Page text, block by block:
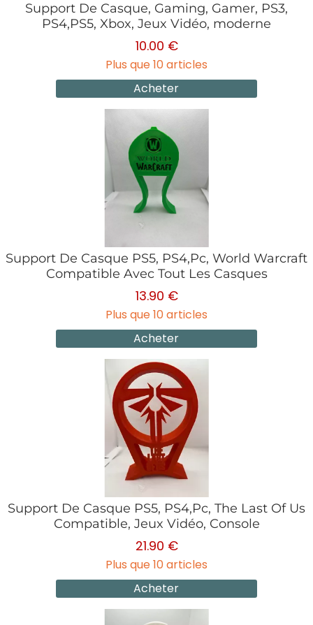
Support De Casque, Gaming, Gamer, PS3,
PS4,PS5, Xbox, Jeux Vidéo, moderne
10.00 €
Plus que 10 articles
Acheter
Support De Casque PS5, PS4,Pc, World Warcraft
Compatible Avec Tout Les Casques
13.90 €
Plus que 10 articles
Acheter
Support De Casque PS5, PS4,Pc, The Last Of Us
Compatible, Jeux Vidéo, Console
21.90 €
Plus que 10 articles
Acheter